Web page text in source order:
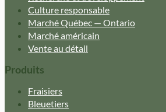
Culture responsable
Marché Québec — Ontario
Marché américain
Vente au détail
Produits
Fraisiers
Bleuetiers